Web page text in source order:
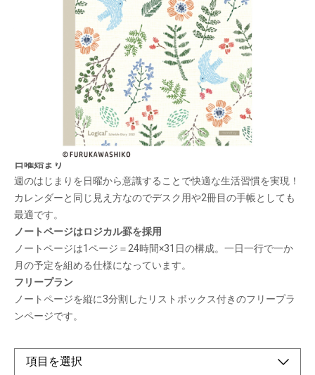
ロック）。古川紙工イラストデザインの新柄が登
メーカー希望小売価格：
生産終了品
裏面も可愛いイラストデザイン！
日曜始まり
週のはじまりを日曜から意識することで快適な生活習慣を実現！
カレンダーと同じ見え方なのでデスク用や2冊目の手帳としても
最適です。
ノートページはロジカル罫を採用
ノートページは1ページ＝24時間×31日の構成。一日一行で一か
月の予定を組める仕様になっています。
フリープラン
ノートページを縦に3分割したリストボックス付きのフリープラ
ンページです。